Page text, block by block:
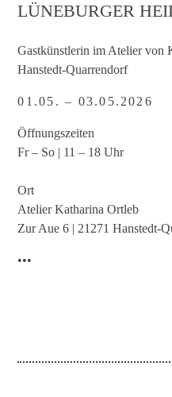
LÜNEBURGER
Gastkünstlerin im Atelier von
Hanstedt-Quarrendorf
01.05. – 03.05.2026
Öffnungszeiten
Fr – So | 11 – 18 Uhr
Ort
Atelier Katharina Ortleb
Zur Aue 6 | 21271 Hanstedt-
•••